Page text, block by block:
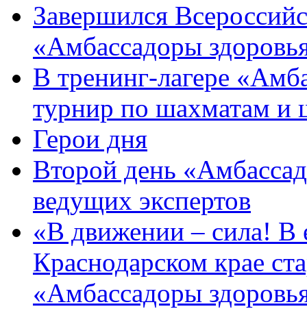
Завершился
«Амбассадоры
В тренинг-лагере
турнир по шахматам и
Герои дня
Второй день
ведущих экспертов
«В движении – сила! В
Краснодарском крае
«Амбассадоры